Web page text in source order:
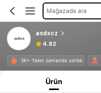
Mağazada ara
asdxcz
4.82
3K+ Yakın zamanda satıldı
Ürün